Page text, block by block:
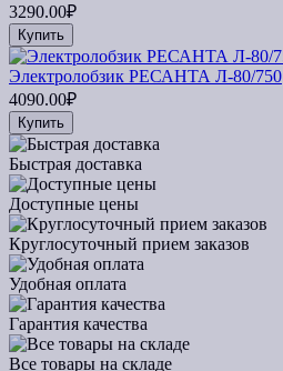
3290.00₽
Купить
Электролобзик РЕСАНТА Л-80/750
4090.00₽
Купить
Быстрая доставка
Доступные цены
Круглосуточный прием заказов
Удобная оплата
Гарантия качества
Все товары на складе